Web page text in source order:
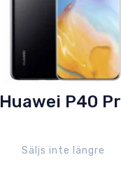
Huawei P40
Säljs inte längre